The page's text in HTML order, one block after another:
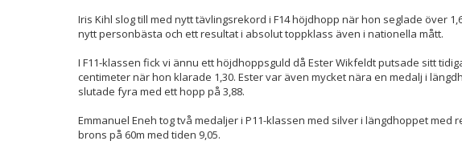
Iris Kihl slog till med nytt tävlingsrekord i F14 höjdhopp när hon seglade över
nytt personbästa och ett resultat i absolut toppklass även i nationella mått.
I F11-klassen fick vi ännu ett höjdhoppsguld då Ester Wikfeldt putsade sitt
centimeter när hon klarade 1,30. Ester var även mycket nära en medalj i
slutade fyra med ett hopp på 3,88.
Emmanuel Eneh tog två medaljer i P11-klassen med silver i längdhoppet med
brons på 60m med tiden 9,05.